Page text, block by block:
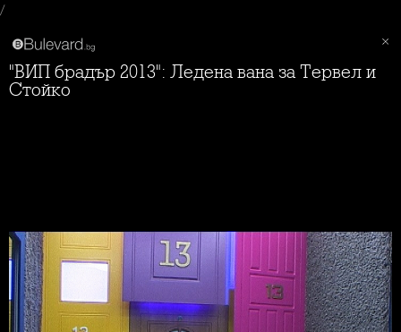
/
"ВИП брадър 2013": Ледена вана за Тервел и
Стойко